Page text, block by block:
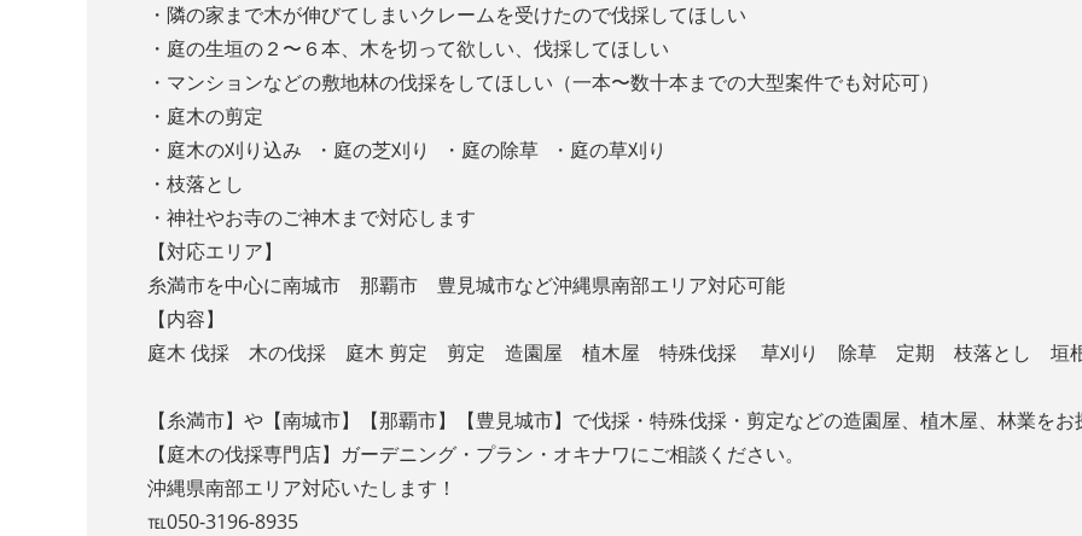
・隣の家まで木が伸びてしまいクレームを受けたので伐採してほしい
・庭の生垣の２〜６本、木を切って欲しい、伐採してほしい
・マンションなどの敷地林の伐採をしてほしい（一本〜数十本までの大型案件でも対応可）
・庭木の剪定
・庭木の刈り込み ・庭の芝刈り ・庭の除草 ・庭の草刈り
・枝落とし
・神社やお寺のご神木まで対応します
【対応エリア】
糸満市を中心に南城市 那覇市 豊見城市など沖縄県南部エリア対応可能
【内容】
庭木 伐採 木の伐採 庭木 剪定 剪定 造園屋 植木屋 特殊伐採 草刈り 除草 定期 枝落とし 垣
【糸満市】や【南城市】【那覇市】【豊見城市】で伐採・特殊伐採・剪定などの造園屋、植木屋、林業をお
【庭木の伐採専門店】ガーデニング・プラン・オキナワにご相談ください。
沖縄県南部エリア対応いたします！
℡050-3196-8935